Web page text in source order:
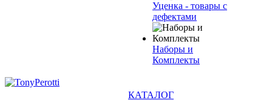
Уценка - товары с
дефектами
Наборы и
Комплекты
КАТАЛОГ